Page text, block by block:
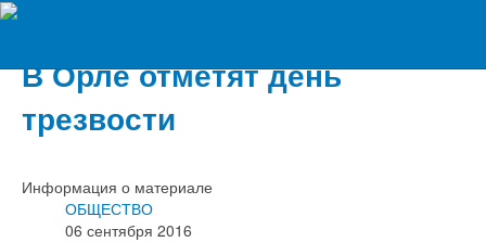
В Орле отметят день
трезвости
Информация о материале
ОБЩЕСТВО
06 сентября 2016